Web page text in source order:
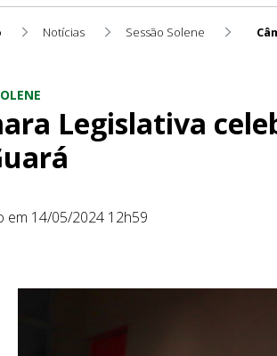
Notícias Sessão Solene
Legislativa
em 14/05/2024 12h59